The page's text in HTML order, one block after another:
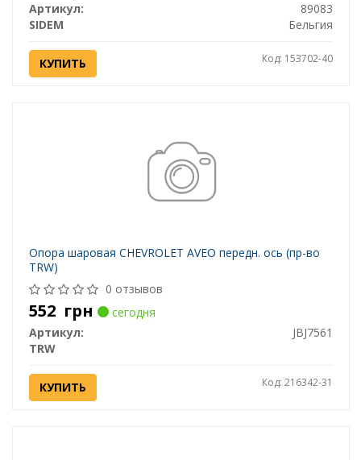
Артикул:
89083
SIDEM
Бельгия
КУПИТЬ Код: 153702-40
Опора шаровая CHEVROLET AVEO передн. ось (пр-во
TRW)
0 отзывов
552 грн
сегодня
Артикул:
JBJ7561
TRW
КУПИТЬ Код: 216342-31